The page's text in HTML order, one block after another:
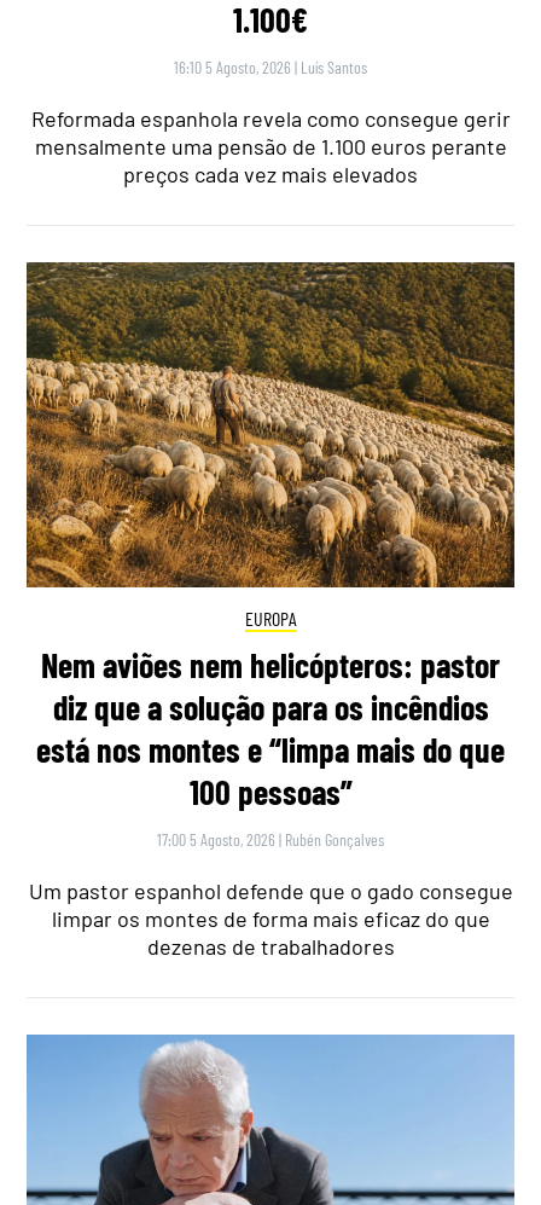
1.100€
16:10 5 Agosto, 2026 | Luís Santos
Reformada espanhola revela como consegue gerir
mensalmente uma pensão de 1.100 euros perante
preços cada vez mais elevados
EUROPA
Nem aviões nem helicópteros: pastor
diz que a solução para os incêndios
está nos montes e “limpa mais do que
100 pessoas”
17:00 5 Agosto, 2026 | Rubén Gonçalves
Um pastor espanhol defende que o gado consegue
limpar os montes de forma mais eficaz do que
dezenas de trabalhadores